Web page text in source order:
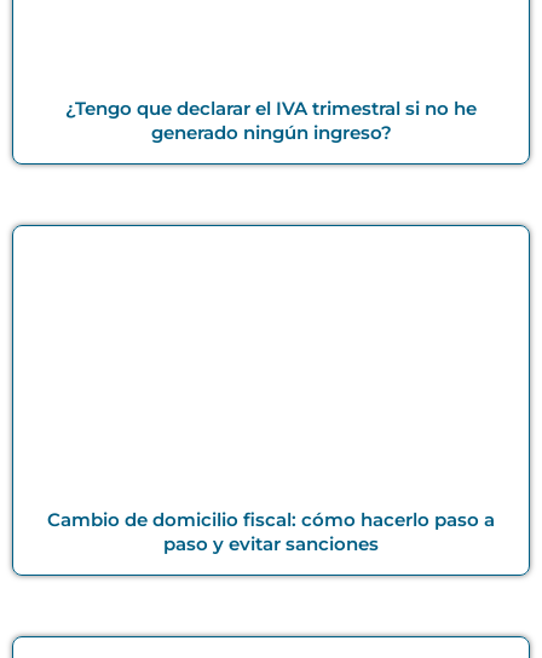
¿Tengo que declarar el IVA trimestral si no he
generado ningún ingreso?
Cambio de domicilio fiscal: cómo hacerlo paso a
paso y evitar sanciones